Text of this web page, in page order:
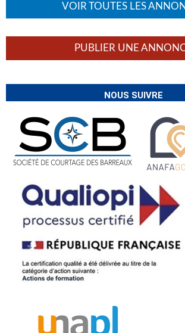
VOIR TOUTES LES
PUBLIER UNE
NOUS SUIVRE